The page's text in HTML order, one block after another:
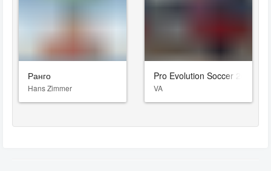
Ранго
Hans Zimmer
Pro Evolution Soccer 2019
VA